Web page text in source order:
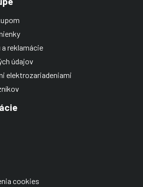
reklamácie
údajov
elektrozariadeniami
cookies